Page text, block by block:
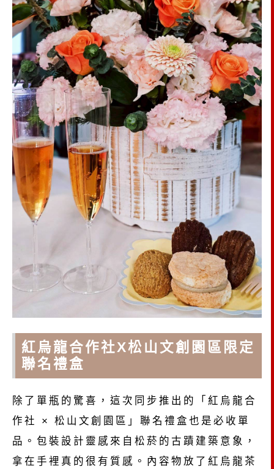
紅烏龍合作社X松山文創園區限定
聯名禮盒
除了單瓶的驚喜，這次同步推出的「紅烏龍合
作社 × 松山文創園區」聯名禮盒也是必收單
品。包裝設計靈感來自松菸的古蹟建築意象，
拿在手裡真的很有質感。內容物放了紅烏龍茶